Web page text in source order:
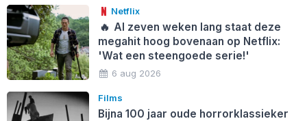
Netflix
🔥 Al zeven weken lang staat deze
megahit hoog bovenaan op Netflix:
'Wat een steengoede serie!'
6 aug 2026
Films
Bijna 100 jaar oude horrorklassieker